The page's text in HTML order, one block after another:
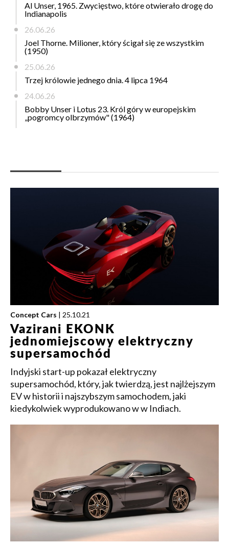
Al Unser, 1965. Zwycięstwo, które otwierało drogę do
Indianapolis
26.06.26
Joel Thorne. Milioner, który ścigał się ze wszystkim
(1950)
25.06.26
Trzej królowie jednego dnia. 4 lipca 1964
24.06.26
Bobby Unser i Lotus 23. Król góry w europejskim
„pogromcy olbrzymów" (1964)
Concept Cars | 25.10.21
Vazirani EKONK
jednomiejscowy elektryczny
supersamochód
Indyjski start-up pokazał elektryczny
supersamochód, który, jak twierdzą, jest najlżejszym
EV w historii i najszybszym samochodem, jaki
kiedykolwiek wyprodukowano w w Indiach.